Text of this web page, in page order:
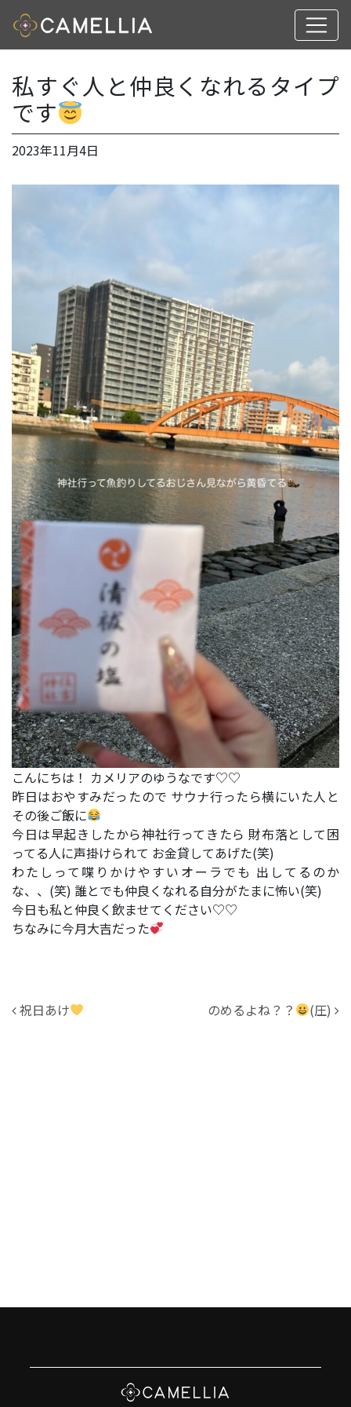
私すぐ人と仲良くなれるタイプ
です
2023年11月4日
こんにちは！ カメリアのゆうなです♡♡
昨日はおやすみだったので サウナ行ったら横にいた人と
その後ご飯に
今日は早起きしたから神社行ってきたら 財布落として困
ってる人に声掛けられて お金貸してあげた(笑)
わたしって喋りかけやすいオーラでも 出してるのか
な、、(笑) 誰とでも仲良くなれる自分がたまに怖い(笑)
今日も私と仲良く飲ませてください♡♡
ちなみに今月大吉だった
投稿ナビゲーション
祝日あけ のめるよね？？ (圧)